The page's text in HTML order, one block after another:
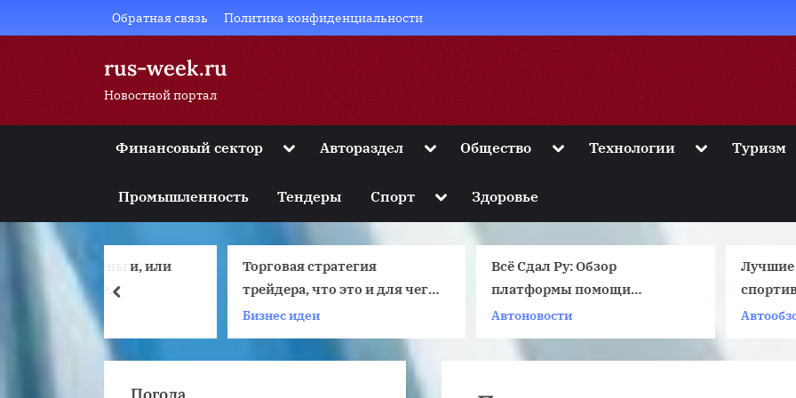
to
Обратная связь Политика конфиденциальности
rus-week.ru
Новостной портал
Финансовый сектор Toggle
menu
Toggle
menu
Toggle
sub-
menu
sub-
Автораздел ToggleОбщество ToggleТехнологии ToggleТуризм
Промышленность Тендеры Спорт Toggle
menu
Здоровье
или
Торговая стратегия
трейдера, что это и для чего
Всё Сдал Ру: Обзор
платформы помощи
Лучшие японские
спортивные
prev